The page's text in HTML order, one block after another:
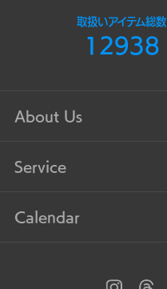
取扱いアイテム総数
12938
About Us
Service
Calendar